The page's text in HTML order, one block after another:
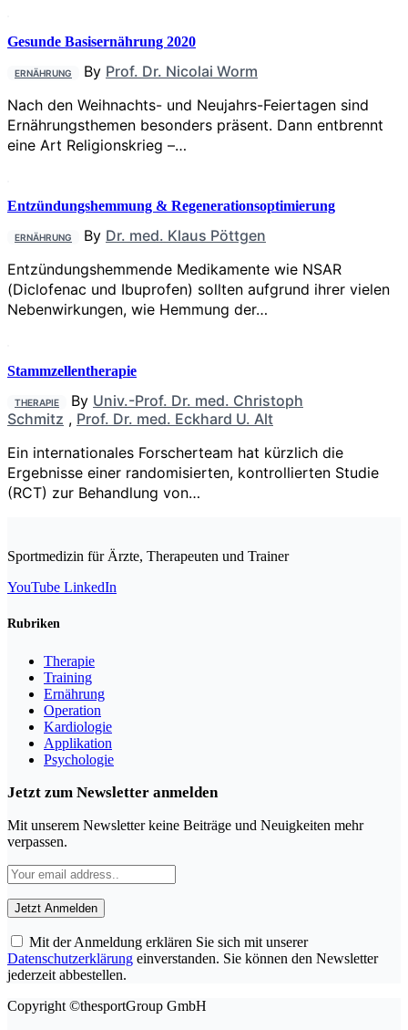
Gesunde Basisernährung 2020
ERNÄHRUNG By Prof. Dr. Nicolai Worm
Nach den Weihnachts- und Neujahrs-Feiertagen sind
Ernährungsthemen besonders präsent. Dann entbrennt
eine Art Religionskrieg –…
Entzündungshemmung & Regenerationsoptimierung
ERNÄHRUNG By Dr. med. Klaus Pöttgen
Entzündungshemmende Medikamente wie NSAR
(Diclofenac und Ibuprofen) sollten aufgrund ihrer vielen
Nebenwir­kungen, wie Hemmung der…
Stammzellentherapie
THERAPIE By Univ.-Prof. Dr. med. Christoph
Schmitz , Prof. Dr. med. Eckhard U. Alt
Ein internationales Forscherteam hat kürzlich die
Ergebnisse einer randomisierten, kontrollierten Studie
(RCT) zur Behandlung von…
Sportmedizin für Ärzte, Therapeuten und Trainer
YouTube LinkedIn
Rubriken
Therapie
Training
Ernährung
Operation
Kardiologie
Applikation
Psychologie
Jetzt zum Newsletter anmelden
Mit unserem Newsletter keine Beiträge und Neuigkeiten mehr
verpassen.
Mit der Anmeldung erklären Sie sich mit unserer
Datenschutzerklärung einverstanden. Sie können den Newsletter
jederzeit abbestellen.
Copyright ©thesportGroup GmbH